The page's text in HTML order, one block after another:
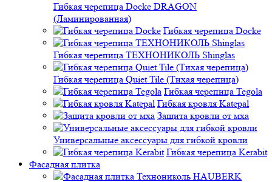
Гибкая черепица Docke DRAGON
(Ламинированная)
Гибкая черепица Docke
Гибкая черепица ТЕХНОНИКОЛЬ Shinglas
Гибкая черепица Quiet Tile (Тихая черепица)
Гибкая черепица Tegola
Гибкая кровля Katepal
Защита кровли от мха
Универсальные аксессуары для гибкой кровли
Гибкая черепица Kerabit
Фасадная плитка